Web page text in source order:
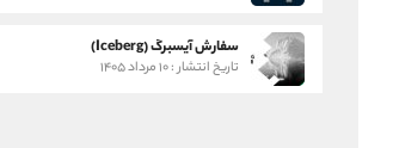
سفارش آیسبرگ (Iceberg)
تاریخ انتشار : ۱۰ مرداد ۱۴۰۵